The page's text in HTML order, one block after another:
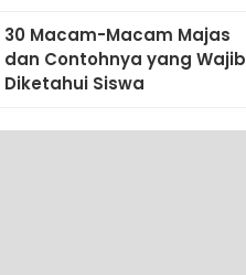
Dengan Literasi Keuangan
Sejak Dini
30 Macam-Macam Majas
dan Contohnya yang Wajib
Diketahui Siswa